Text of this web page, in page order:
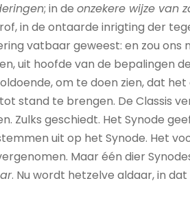
; in de onzekere wijze van
in de ontaarde inrigting der
vatbaar geweest: en zou
uit hoofde van de bepalingen
om te doen zien, dat
stand te brengen. De Classis
Zulks geschiedt. Het Synode
uit op het Synode. Het
Maar één dier
. Nu wordt hetzelve aldaar, in